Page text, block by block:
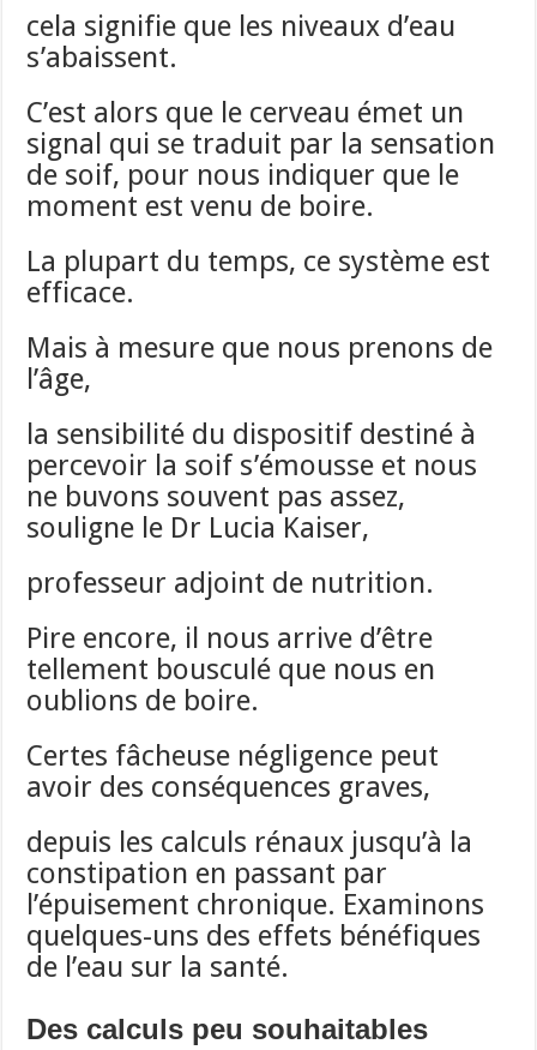
cela signifie que les niveaux d’eau
s’abaissent.
C’est alors que le cerveau émet un
signal qui se traduit par la sensation
de soif, pour nous indiquer que le
moment est venu de boire.
La plupart du temps, ce système est
efficace.
Mais à mesure que nous prenons de
l’âge,
la sensibilité du dispositif destiné à
percevoir la soif s’émousse et nous
ne buvons souvent pas assez,
souligne le Dr Lucia Kaiser,
professeur adjoint de nutrition.
Pire encore, il nous arrive d’être
tellement bousculé que nous en
oublions de boire.
Certes fâcheuse négligence peut
avoir des conséquences graves,
depuis les calculs rénaux jusqu’à la
constipation en passant par
l’épuisement chronique. Examinons
quelques-uns des effets bénéfiques
de l’eau sur la santé.
Des calculs peu souhaitables